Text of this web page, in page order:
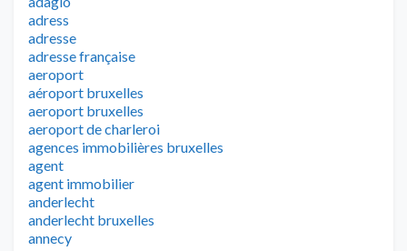
adress
adresse
adresse française
aeroport
aéroport bruxelles
aeroport bruxelles
aeroport de charleroi
agences immobilières bruxelles
agent
agent immobilier
anderlecht
anderlecht bruxelles
annecy